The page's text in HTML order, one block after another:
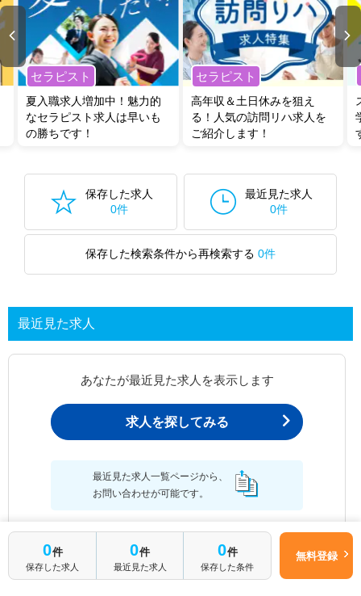
セラピスト
夏入職求人増加中！魅力的
なセラピスト求人は早いも
の勝ちです！
セラピスト
高年収＆土日休みを狙え
る！人気の訪問リハ求人を
ご紹介します！
保存した求人
0件
最近見た求人
0件
保存した検索条件から再検索する 0件
最近見た求人
あなたが最近見た求人を表示します
求人を探してみる
最近見た求人一覧ページから、
お問い合わせが可能です。
最近見た求人一覧
0件
保存した求人
0件
最近見た求人
0件
保存した条件
無料登録